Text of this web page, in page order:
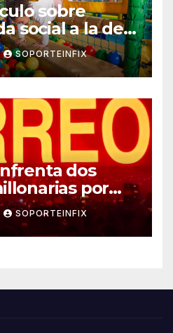
sobre
social a la de
SOPORTEINFIX
dos
por
de voces
SOPORTEINFIX